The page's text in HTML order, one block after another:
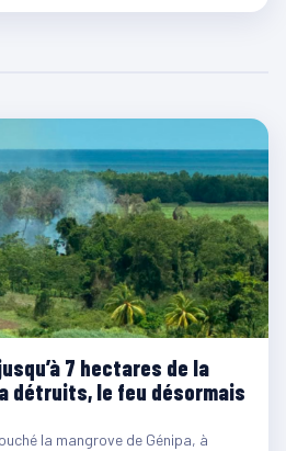
7 hectares de la
détruits, le feu désormais
la mangrove de Génipa, à